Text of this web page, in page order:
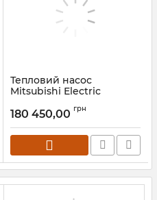
Тепловий насос
Mitsubishi Electric
(White) MSZ-LN50VGW-
180 450,00 грн